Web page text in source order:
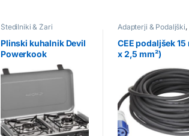
Štedilniki & Žari
Plinski kuhalnik Devil
Powerkook
Adapterji & Podaljški,
Elektrika
CEE podaljšek 15
x 2,5 mm²)